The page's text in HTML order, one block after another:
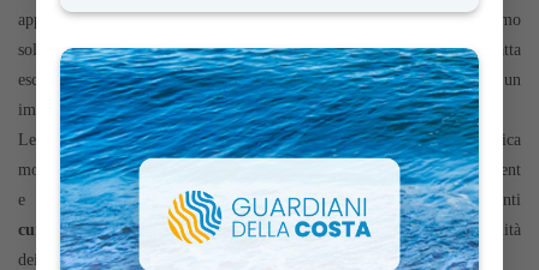
appositamente sviluppati per analizzare la poliedricità di quello che siamo
soliti chiamare“sviluppo sostenibile”, ricordando che non si tratta
esclusivamente di un problema ambientale, ma che investe con un
impatto decisol’economia, la salutee, in definitiva,la società.
Le risorse presenti all’interno diMinds of Change, una guida didattica
monografica ed un multimediale educativo corredato da test di assessment
e verifica, spiegano con dettagli tecnico-scientificie interessanti
curiositàle emergenze ambientali, l’economia circolare, la sostenibilità
dei mercati di consumo e molto altro.